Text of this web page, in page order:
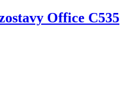
Office C535